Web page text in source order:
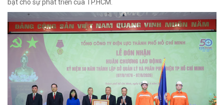
bật cho sự phát triển của TP.HCM.